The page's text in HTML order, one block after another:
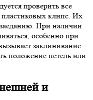
проверить все
пластиковых клипс. Их
При наличии
особенно при
заклинивание –
положение петель или
и